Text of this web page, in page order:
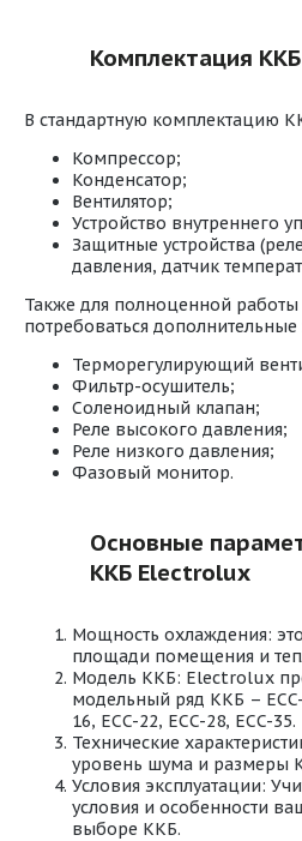
Комплектация ККБ
В стандартную комплектацию
Компрессор;
Конденсатор;
Вентилятор;
Устройство внутреннего
Защитные устройства
давления, датчик
Также для полноценной
потребоваться
Терморегулирующий
Фильтр-осушитель;
Соленоидный клапан;
Реле высокого давления;
Реле низкого давления;
Фазовый монитор.
Основные
ККБ Electrolux
Мощность охлаждения:
площади помещения и
Модель ККБ: Electrolux
модельный ряд ККБ – ECC-
16, ECC-22, ECC-28, ECC-35.
Технические
уровень шума и размеры
Условия эксплуатации:
условия и особенности
выборе ККБ.